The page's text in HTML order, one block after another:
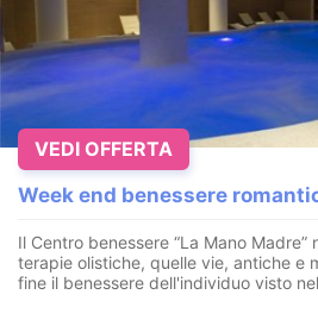
Week end benessere
Il Centro benessere “La Mano
terapie olistiche, quelle vie, antiche e
fine il benessere dell'individuo visto
VEDI OFFERTA